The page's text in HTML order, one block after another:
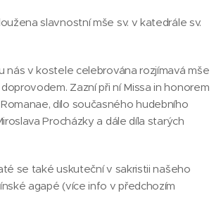
slavnostní mše sv. v katedrále sv.
nás v kostele celebrována rozjímavá mše
Zazní při ní Missa in honorem
dílo současného hudebního
Procházky a dále díla starých
se také uskuteční v sakristii našeho
agapé (více info v předchozím